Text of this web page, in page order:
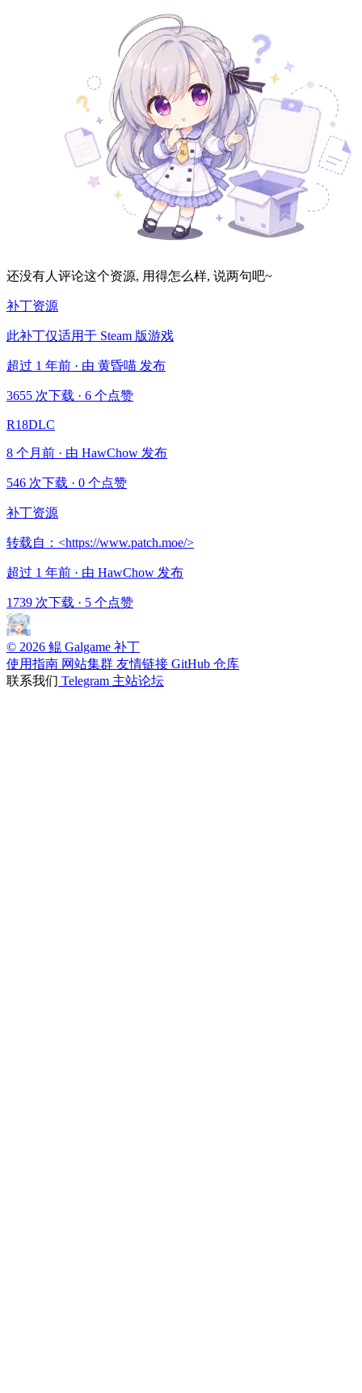
还没有人评论这个资源, 用得怎么样, 说两句吧~
补丁资源
此补丁仅适用于 Steam 版游戏
超过 1 年前 · 由 黄昏喵 发布
3655 次下载 · 6 个点赞
R18DLC
8 个月前 · 由 HawChow 发布
546 次下载 · 0 个点赞
补丁资源
转载自：<https://www.patch.moe/>
超过 1 年前 · 由 HawChow 发布
1739 次下载 · 5 个点赞
© 2026 鲲 Galgame 补丁
使用指南 网站集群 友情链接 GitHub 仓库
联系我们 Telegram 主站论坛